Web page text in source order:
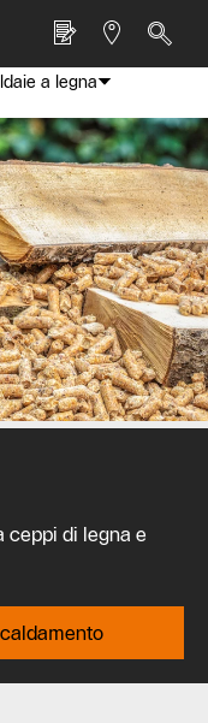
a legna
ceppi di legna e